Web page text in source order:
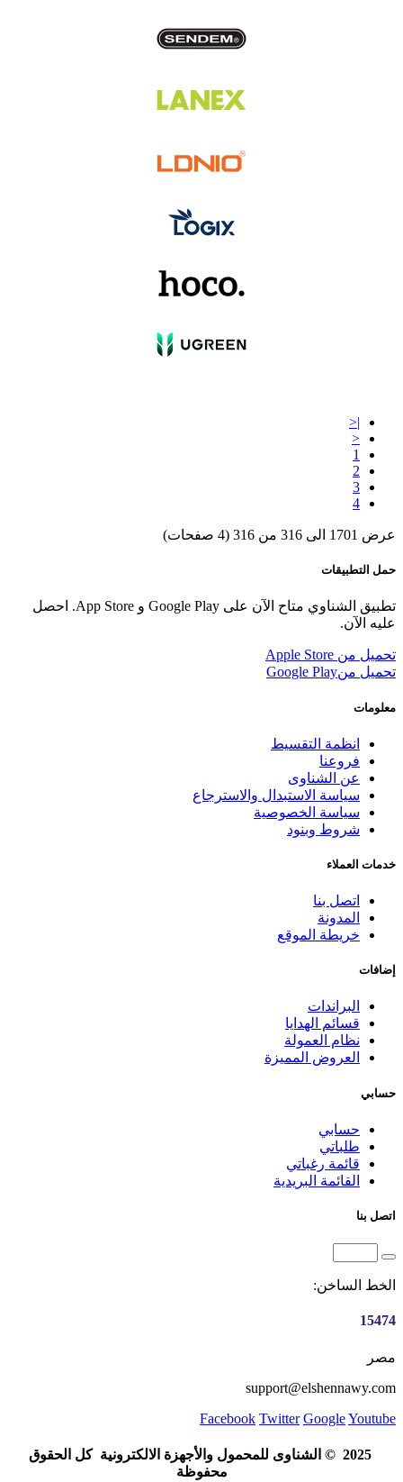
|<
<
1
2
3
4
عرض 1701 الى 316 من 316 (4 صفحات)
حمل التطبيقات
تطبيق الشناوي متاح الآن على Google Play و App Store. احصل
عليه الآن.
تحميل من Apple Store
تحميل منGoogle Play
معلومات
انظمة التقسيط
فروعنا
عن الشناوى
سياسة الاستبدال والاسترجاع
سياسة الخصوصية
شروط وبنود
خدمات العملاء
اتصل بنا
المدونة
خريطة الموقع
إضافات
البراندات
قسائم الهدايا
نظام العمولة
العروض المميزة
حسابي
حسابي
طلباتي
قائمة رغباتي
القائمة البريدية
اتصل بنا
الخط الساخن:
15474
مصر
support@elshennawy.com
Facebook Twitter GoogleYoutube
© 2025 الشناوى للمحمول والأجهزة الالكترونية كل الحقوق
محفوظة